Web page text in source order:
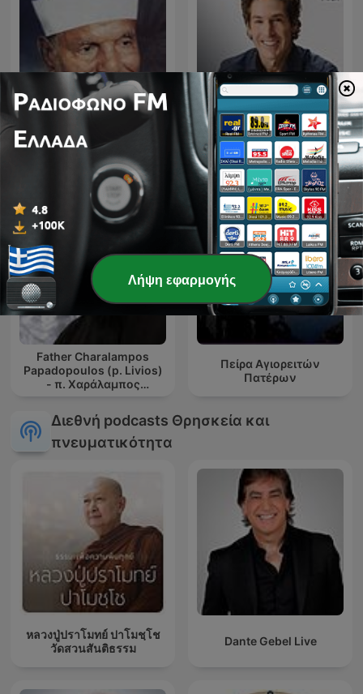
تفسير القرآن الكريم Joel Osteen Podcast
Father Charalampos
Papadopoulos (p. Livios)
- π. Χαράλαμπος
Λίβυος)
Πείρα Αγιορειτών
Πατέρων
Διεθνή podcasts Θρησκεία και
πνευματικότητα
หลวงปู่ปราโมทย์ ปาโมชฺโช
วัดสวนสันติธรรม
Dante Gebel Live
Λήψη εφαρμογής